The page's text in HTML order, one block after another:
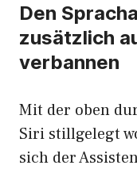
Den
zusätzlich
verbannen
Mit der oben
Siri stillgelegt
sich der